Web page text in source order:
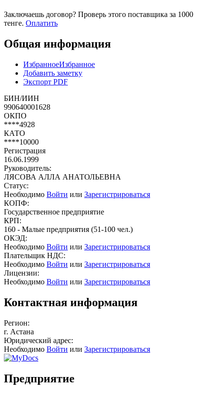
Заключаешь договор? Проверь этого поставщика за 1000
тенге. Оплатить
Общая информация
ИзбранноеИзбранное
Добавить заметку
Экспорт PDF
БИН/ИИН
990640001628
ОКПО
****4928
КАТО
****10000
Регистрация
16.06.1999
Руководитель:
ЛЯСОВА АЛЛА АНАТОЛЬЕВНА
Статус:
Необходимо Войти или Зарегистрироваться
КОПФ:
Государственное предприятие
КРП:
160 - Малые предприятия (51-100 чел.)
ОКЭД:
Необходимо Войти или Зарегистрироваться
Плательщик НДС:
Необходимо Войти или Зарегистрироваться
Лицензии:
Необходимо Войти или Зарегистрироваться
Контактная информация
Регион:
г. Астана
Юридический адрес:
Необходимо Войти или Зарегистрироваться
Предприятие